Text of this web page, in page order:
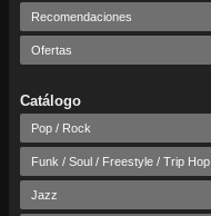
Recomendaciones
Ofertas
Catálogo
Pop / Rock
Funk / Soul / Freestyle / Trip Hop
Jazz